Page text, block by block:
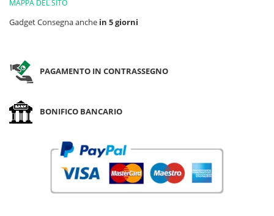
MAPPA DEL SITO
Gadget Consegna anche in 5 giorni
PAGAMENTO IN CONTRASSEGNO
BONIFICO BANCARIO